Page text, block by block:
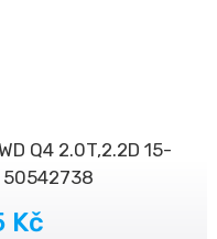
Q4 2.0T,2.2D 15-
50542738
Kč